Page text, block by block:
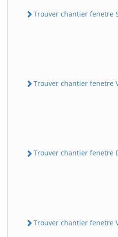
Trouver chantier fenetre
Trouver chantier fenetre
Trouver chantier fenetre
Trouver chantier fenetre